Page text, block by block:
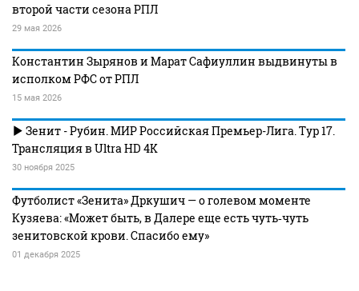
второй части сезона РПЛ
29 мая 2026
Константин Зырянов и Марат Сафиуллин выдвинуты в
исполком РФС от РПЛ
15 мая 2026
Зенит - Рубин. МИР Российская Премьер-Лига. Тур 17.
Трансляция в Ultra HD 4K
30 ноября 2025
Футболист «Зенита» Дркушич — о голевом моменте
Кузяева: «Может быть, в Далере еще есть чуть‑чуть
зенитовской крови. Спасибо ему»
01 декабря 2025